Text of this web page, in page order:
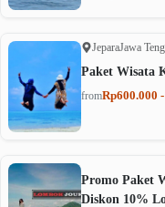
JeparaJawa
Paket Wisata
fromRp600.000
Promo Paket
Diskon 10%